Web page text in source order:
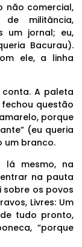
não comercial,
militância,
um jornal; eu,
Bacurau).
ele, a linha
A paleta
questão
porque
(eu queria
um branco.
lá mesmo, na
na pauta
sobre os povos
Livres: Um
tudo pronto,
“porque